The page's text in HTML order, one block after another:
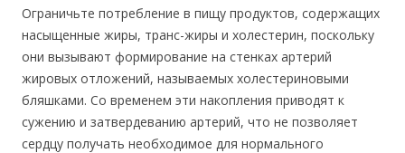
Ограничьте потребление в пищу продуктов, содержащих
насыщенные жиры, транс-жиры и холестерин, поскольку
они вызывают формирование на стенках артерий
жировых отложений, называемых холестериновыми
бляшками. Со временем эти накопления приводят к
сужению и затвердеванию артерий, что не позволяет
сердцу получать необходимое для нормального